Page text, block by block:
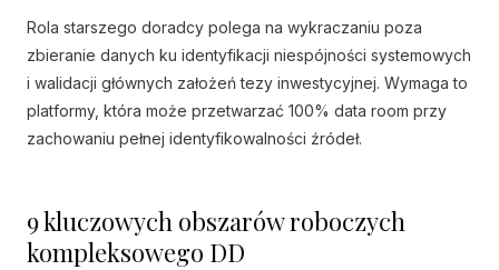
Rola starszego doradcy polega na wykraczaniu poza
zbieranie danych ku identyfikacji niespójności systemowych
i walidacji głównych założeń tezy inwestycyjnej. Wymaga to
platformy, która może przetwarzać 100% data room przy
zachowaniu pełnej identyfikowalności źródeł.
9 kluczowych obszarów roboczych
kompleksowego DD